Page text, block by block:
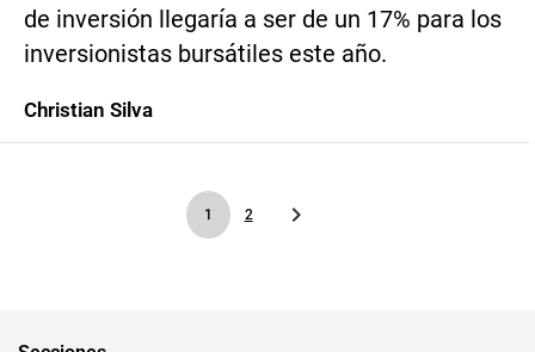
de inversión llegaría a ser de un 17% para los
inversionistas bursátiles este año.
Christian Silva
1 2